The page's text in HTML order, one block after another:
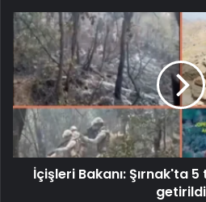
İçişleri Bakanı: Şırnak'ta
getirildi